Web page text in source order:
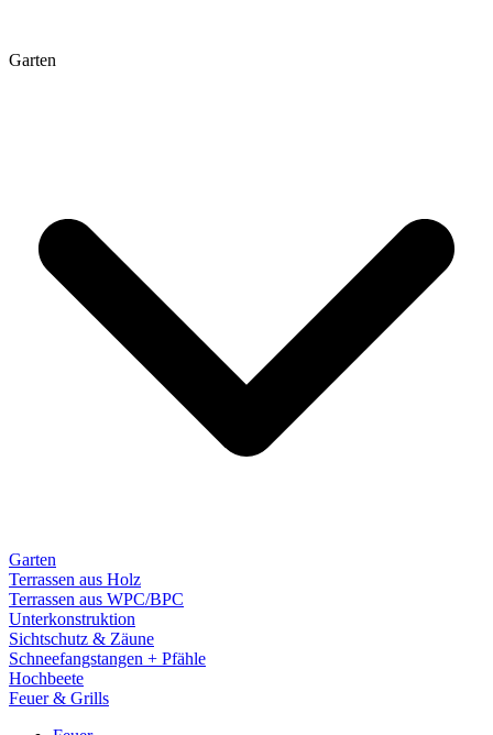
Garten
Garten
Terrassen aus Holz
Terrassen aus WPC/BPC
Unterkonstruktion
Sichtschutz & Zäune
Schneefangstangen + Pfähle
Hochbeete
Feuer & Grills